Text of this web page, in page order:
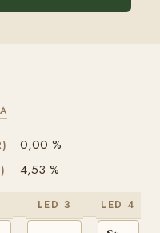
0,00 %
4,53 %
LED 3 LED 4